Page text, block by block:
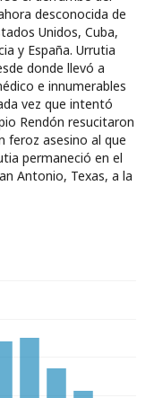
desconocida de
Unidos, Cuba,
y España. Urrutia
donde llevó a
e innumerables
vez que intentó
Rendón resucitaron
feroz asesino al que
permaneció en el
Antonio, Texas, a la